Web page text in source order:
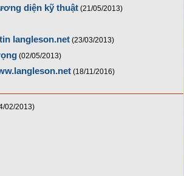
diện kỹ thuật (21/05/2013)
langleson.net (23/03/2013)
(02/05/2013)
(18/11/2016)
02/2013)